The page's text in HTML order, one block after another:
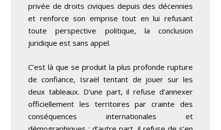
privée de droits civiques depuis des décennies
et renforce son emprise tout en lui refusant
toute perspective politique, la conclusion
juridique est sans appel.
C’est là que se produit la plus profonde rupture
de confiance, Israël tentant de jouer sur les
deux tableaux. D’une part, il refuse d’annexer
officiellement les territoires par crainte des
conséquences internationales et